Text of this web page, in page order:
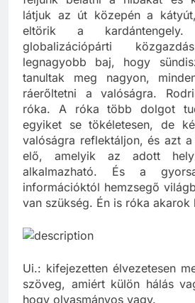
féljünk belátni a hibákat és
látjuk az út közepén a
eltörik a
globalizációpárti
legnagyobb baj, hogy
tanultak meg nagyon,
ráerőltetni a valóságra.
róka. A róka több dolgot
egyiket se tökéletesen, de
valóságra reflektáljon, és azt
elő, amelyik az adott
alkalmazható. És a
információktól hemzsegő
Ui.: kifejezetten élvezetesen
szöveg, amiért külön hálás